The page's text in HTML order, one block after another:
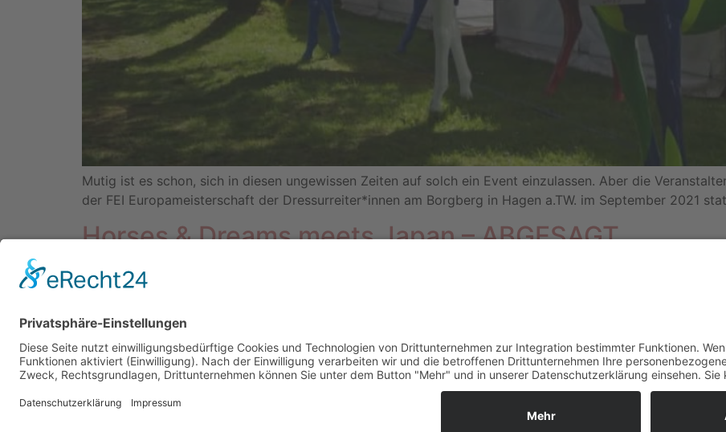
Mutig ist es schon, sich in diesen ungewissen Zeiten auf solch ein Event einzulassen. Aber die
der FEI Europameisterschaft der Dressurreiter*innen am Borgberg in Hagen a.TW. im September 2021
Horses & Dreams meets Japan – ABGESAGT
Kein Saisonauftakt in Hagen am Teutoburger Wald.